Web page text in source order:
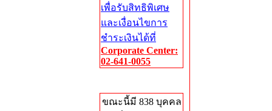
เพื่อรับสิทธิพิเศษ
และเงื่อนไขการ
ชำระเงินได้ที่
Corporate Center:
02-641-0055
ขณะนี้มี 838 บุคคล